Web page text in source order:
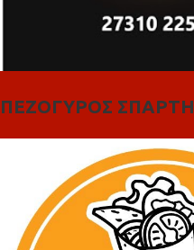
ΠΕΖΟΓΥΡΟΣ ΣΠΑΡΤΗ